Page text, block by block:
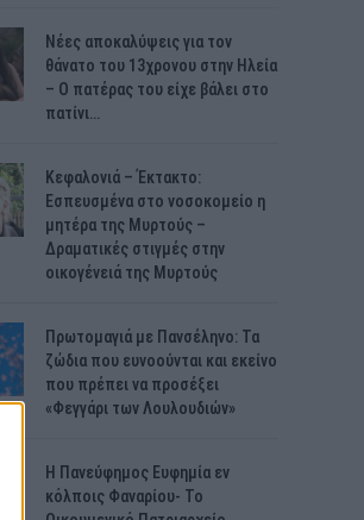
Νέες αποκαλύψεις για τον
θάνατο του 13χρονου στην Ηλεία
– Ο πατέρας του είχε βάλει στο
πατίνι…
Κεφαλονιά – Έκτακτο:
Εσπευσμένα στο νοσοκομείο η
μητέρα της Μυρτούς –
Δραματικές στιγμές στην
οικογένειά της Μυρτούς
Πρωτομαγιά με Πανσέληνο: Τα
ζώδια που ευνοούνται και εκείνο
που πρέπει να προσέξει
«Φεγγάρι των Λουλουδιών»
H Πανεύφημος Ευφημία εν
κόλποις Φαναρίου- Το